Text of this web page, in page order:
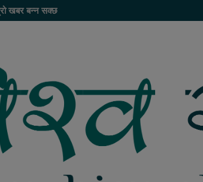
खबर बन्न सक्छ